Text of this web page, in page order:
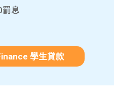
罰息
學生貸款